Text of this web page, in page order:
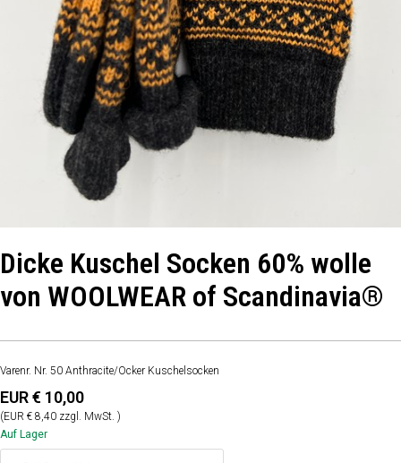
Dicke Kuschel Socken 60% wolle
von WOOLWEAR of Scandinavia®
Varenr. Nr. 50 Anthracite/Ocker Kuschelsocken
EUR € 10,00
(EUR € 8,40 zzgl. MwSt. )
Auf Lager